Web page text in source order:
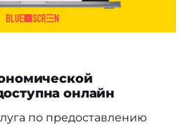
онлайн
по предоставлению